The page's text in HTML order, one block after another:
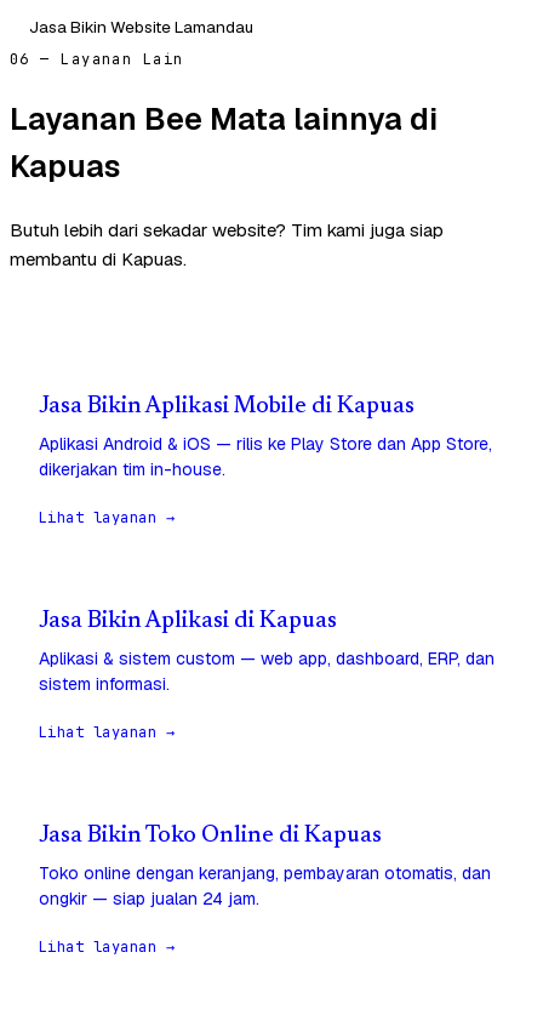
Jasa Bikin Website Lamandau
06 — Layanan Lain
Layanan Bee Mata lainnya di
Kapuas
Butuh lebih dari sekadar website? Tim kami juga siap
membantu di Kapuas.
Jasa Bikin Aplikasi Mobile di Kapuas
Aplikasi Android & iOS — rilis ke Play Store dan App Store,
dikerjakan tim in-house.
Lihat layanan →
Jasa Bikin Aplikasi di Kapuas
Aplikasi & sistem custom — web app, dashboard, ERP, dan
sistem informasi.
Lihat layanan →
Jasa Bikin Toko Online di Kapuas
Toko online dengan keranjang, pembayaran otomatis, dan
ongkir — siap jualan 24 jam.
Lihat layanan →